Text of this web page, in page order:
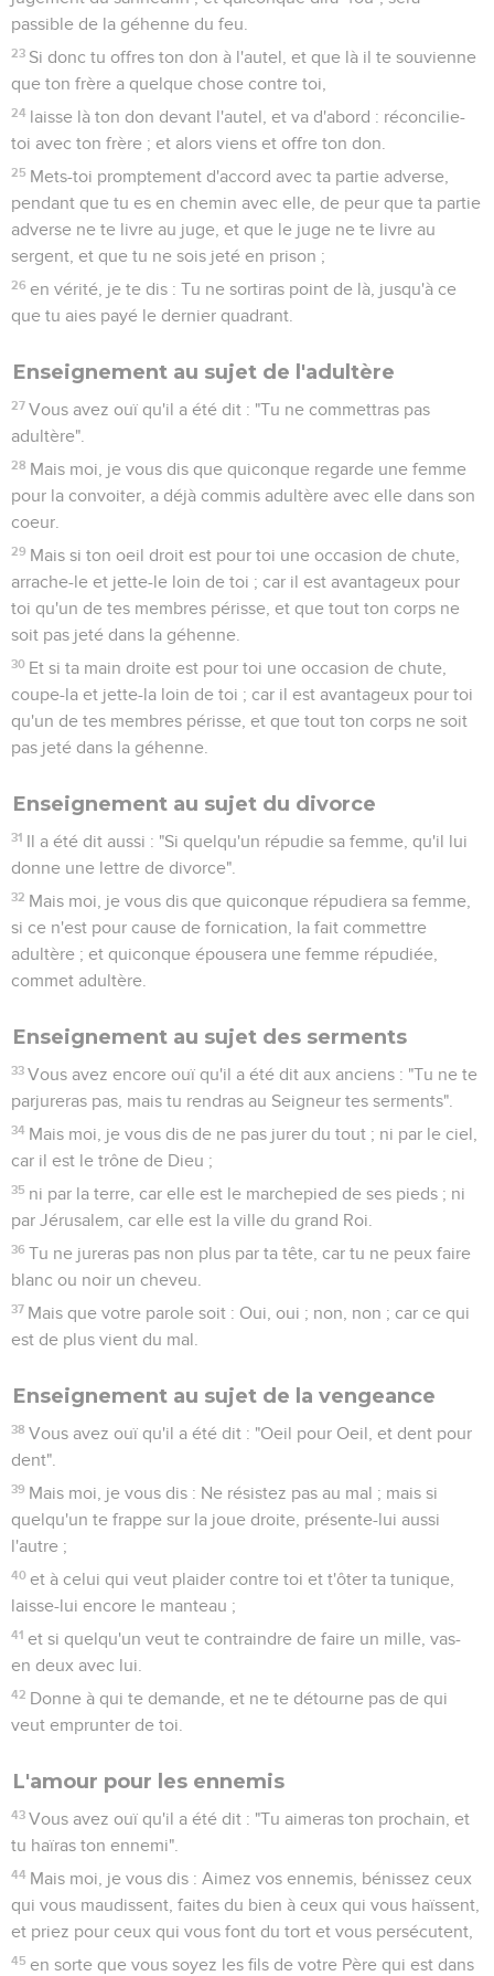
coupe-la et jette-la loin de toi ; car il est avantageux pour toi
pas jeté dans la géhenne.
Enseignement au sujet du divorce
donne une lettre de divorce".
Mais moi, je vous dis que quiconque répudiera sa femme,
si ce n'est pour cause de fornication, la fait commettre
commet adultère.
Enseignement au sujet des serments
parjureras pas, mais tu rendras au Seigneur tes serments".
car il est le trône de Dieu ;
ni par la terre, car elle est le marchepied de ses pieds ; ni
Tu ne jureras pas non plus par ta tête, car tu ne peux faire
blanc ou noir un cheveu.
37 Mais que votre parole soit : Oui, oui ; non, non ; car ce qui
est de plus vient du mal.
Enseignement au sujet de la vengeance
38 Vous avez ouï qu'il a été dit : "Oeil pour Oeil, et dent pour
39 Mais moi, je vous dis : Ne résistez pas au mal ; mais si
quelqu'un te frappe sur la joue droite, présente-lui aussi
l'autre ;
40 et à celui qui veut plaider contre toi et t'ôter ta tunique,
laisse-lui encore le manteau ;
41 et si quelqu'un veut te contraindre de faire un mille, vas-
en deux avec lui.
veut emprunter de toi.
L'amour pour les ennemis
43 Vous avez ouï qu'il a été dit : "Tu aimeras ton prochain, et
tu haïras ton ennemi".
44 Mais moi, je vous dis : Aimez vos ennemis, bénissez ceux
qui vous maudissent, faites du bien à ceux qui vous haïssent,
et priez pour ceux qui vous font du tort et vous persécutent,
45
en sorte que vous soyez les fils de votre Père qui est dans
les cieux ; car il fait lever son soleil sur les méchants et sur
les bons, et envoie sa pluie sur les justes et sur les injustes.
récompense avez-vous ? Les publicains même n'en font-ils
pas autant ?
47 Et si vous saluez vos frères seulement, que faites-vous de
plus que les autres ? Les nations même ne font-elles pas
ainsi ?
48 Vous, soyez donc parfaits, comme votre Père céleste est
parfait.
Matthieu 6
Les vidéos ne sont pas disponibles aux USA et C anada.
pauvres
Prenez garde de ne pas faire votre aumône devant les
hommes, pour être vus par eux ; autrement vous n'avez pas
de récompense auprès de votre Père qui est dans les cieux.
2 Quand donc tu fais l'aumône, ne fais pas sonner la
trompette devant toi, comme font les hypocrites dans les
synagogues et dans les rues, pour être glorifiés par les